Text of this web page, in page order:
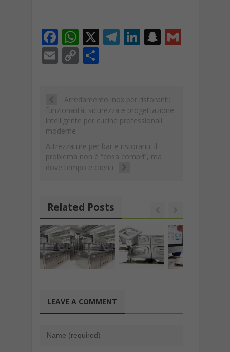
F
ac
e
o
o
k
W
h
at
A
p
X T
a
m
Li
dI
n
S
c
h
G
E
l
C
y
Li
k
C
di
vi
di
Arredamento inox per ristoranti:
funzionalità, sicurezza e progettazione
intelligente per cucine professionali
moderne
Attrezzature per bar e ristoranti: il
problema non è “cosa compri”, ma
dove tempo e clienti
Related Posts
LEAVE A COMMENT